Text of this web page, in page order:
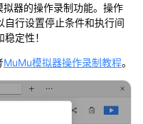
器的操作录制功能。操作
自行设置停止条件和执行间
定性！
MuMu模拟器操作录制教程。